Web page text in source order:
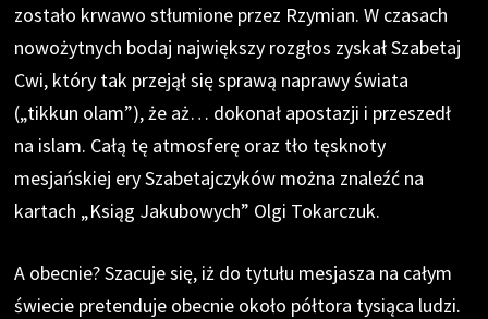
zostało krwawo stłumione przez Rzymian. W czasach
nowożytnych bodaj największy rozgłos zyskał Szabetaj
Cwi, który tak przejął się sprawą naprawy świata
(„tikkun olam”), że aż… dokonał apostazji i przeszedł
na islam. Całą tę atmosferę oraz tło tęsknoty
mesjańskiej ery Szabetajczyków można znaleźć na
kartach „Ksiąg Jakubowych” Olgi Tokarczuk.
A obecnie? Szacuje się, iż do tytułu mesjasza na całym
świecie pretenduje obecnie około półtora tysiąca ludzi.